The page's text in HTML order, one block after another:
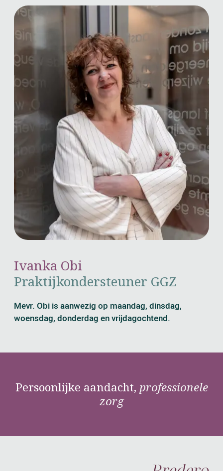
Ivanka Obi
Praktijkondersteuner GGZ
Mevr. Obi is aanwezig op maandag, dinsdag,
woensdag, donderdag en vrijdagochtend.
Persoonlijke aandacht, professionele
zorg